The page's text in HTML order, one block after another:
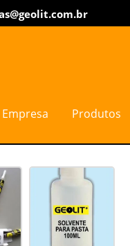
Empresa Produtos
Home